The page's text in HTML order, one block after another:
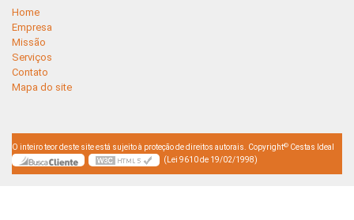
Home
Empresa
Missão
Serviços
Contato
Mapa do site
O inteiro teor deste site está sujeito à proteção de direitos autorais. Copyright© Cestas Ideal
(Lei 9610 de 19/02/1998)